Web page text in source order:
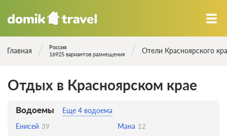
Главная
Россия
16925 вариантов размещения
Отели Красноярского
Отдых в Красноярском крае
Водоемы
Еще 4 водоема
Енисей 39 Мана 12